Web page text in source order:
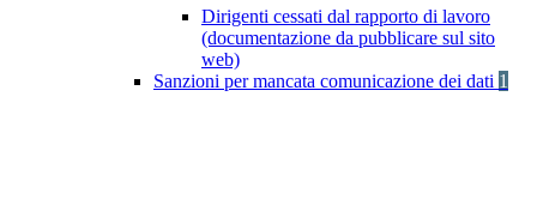
Dirigenti cessati dal rapporto di lavoro
(documentazione da pubblicare sul sito
web)
Sanzioni per mancata comunicazione dei dati 1